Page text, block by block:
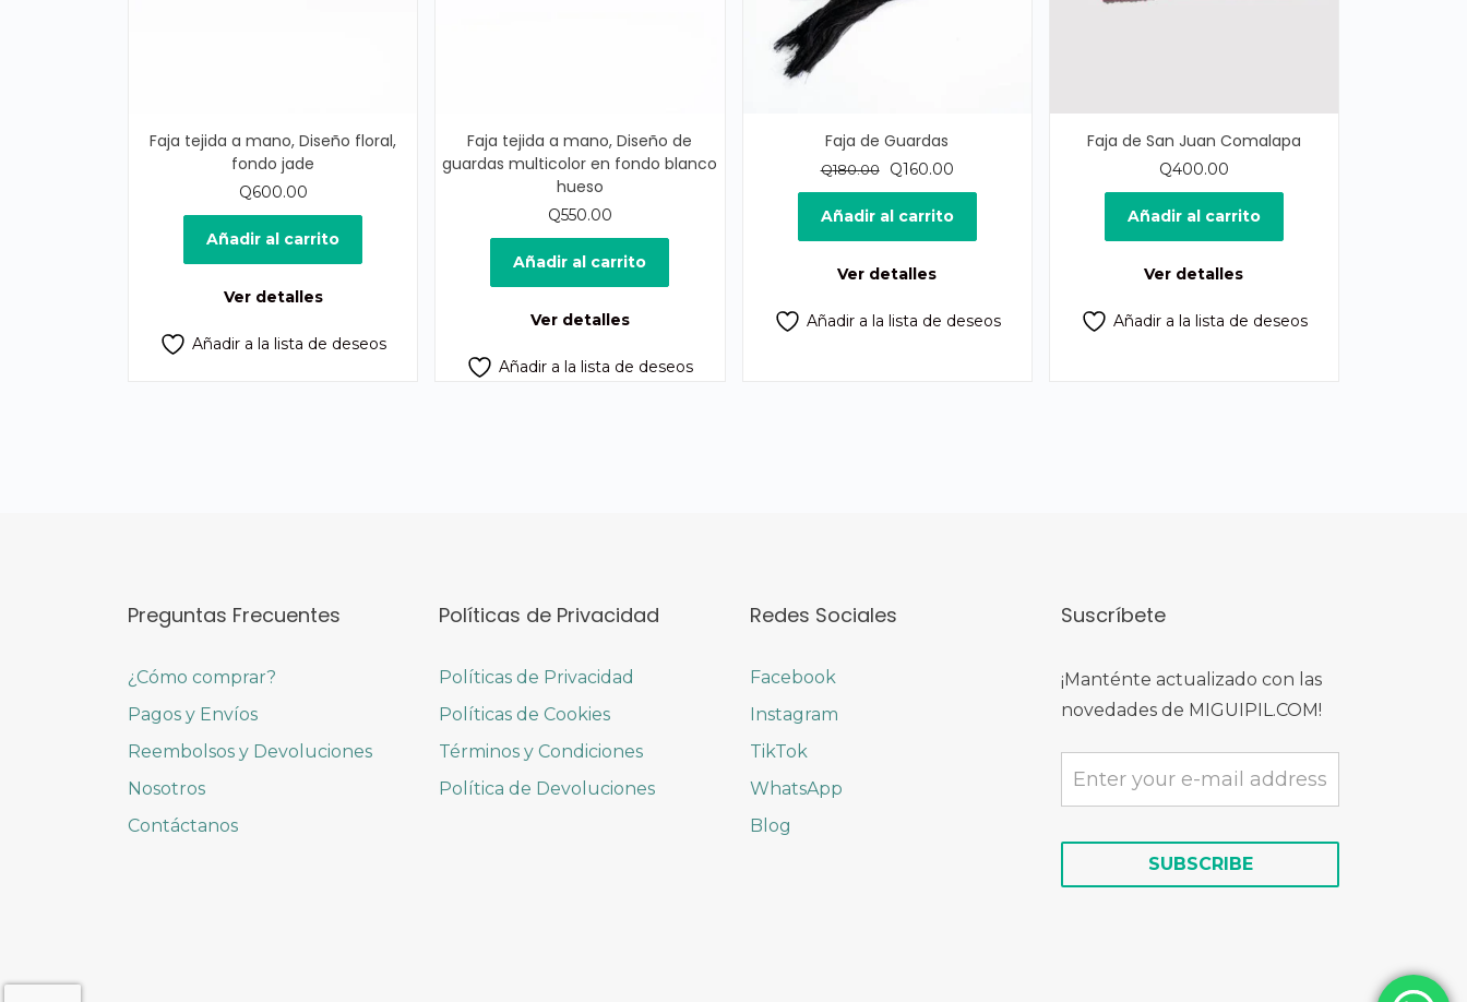
Faja tejida a mano, Diseño floral,
fondo jade
Q600.00
Añadir al carrito
Ver detalles
Añadir a la lista de deseos
Faja tejida a mano, Diseño de
guardas multicolor en fondo blanco
hueso
Q550.00
Añadir al carrito
Ver detalles
Añadir a la lista de deseos
Faja de Guardas
Q180.00
El
precio
original
era:
Q160.00El
precio
actual
es:
Añadir al carrito
Ver detalles
Añadir a la lista de deseos
Faja de San Juan Comalapa
Q400.00
Añadir al carrito
Ver detalles
Añadir a la lista de deseos
Preguntas Frecuentes
¿Cómo comprar?
Pagos y Envíos
Reembolsos y Devoluciones
Nosotros
Contáctanos
Políticas de Privacidad
Políticas de Privacidad
Políticas de Cookies
Términos y Condiciones
Política de Devoluciones
Redes Sociales
Facebook
Instagram
TikTok
WhatsApp
Blog
Suscríbete
¡Manténte actualizado con las
novedades de MIGUIPIL.COM!